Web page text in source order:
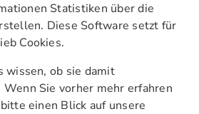
Statistiken über die
Diese Software setzt für
Cookies.
wissen, ob sie damit
Sie vorher mehr erfahren
einen Blick auf unsere